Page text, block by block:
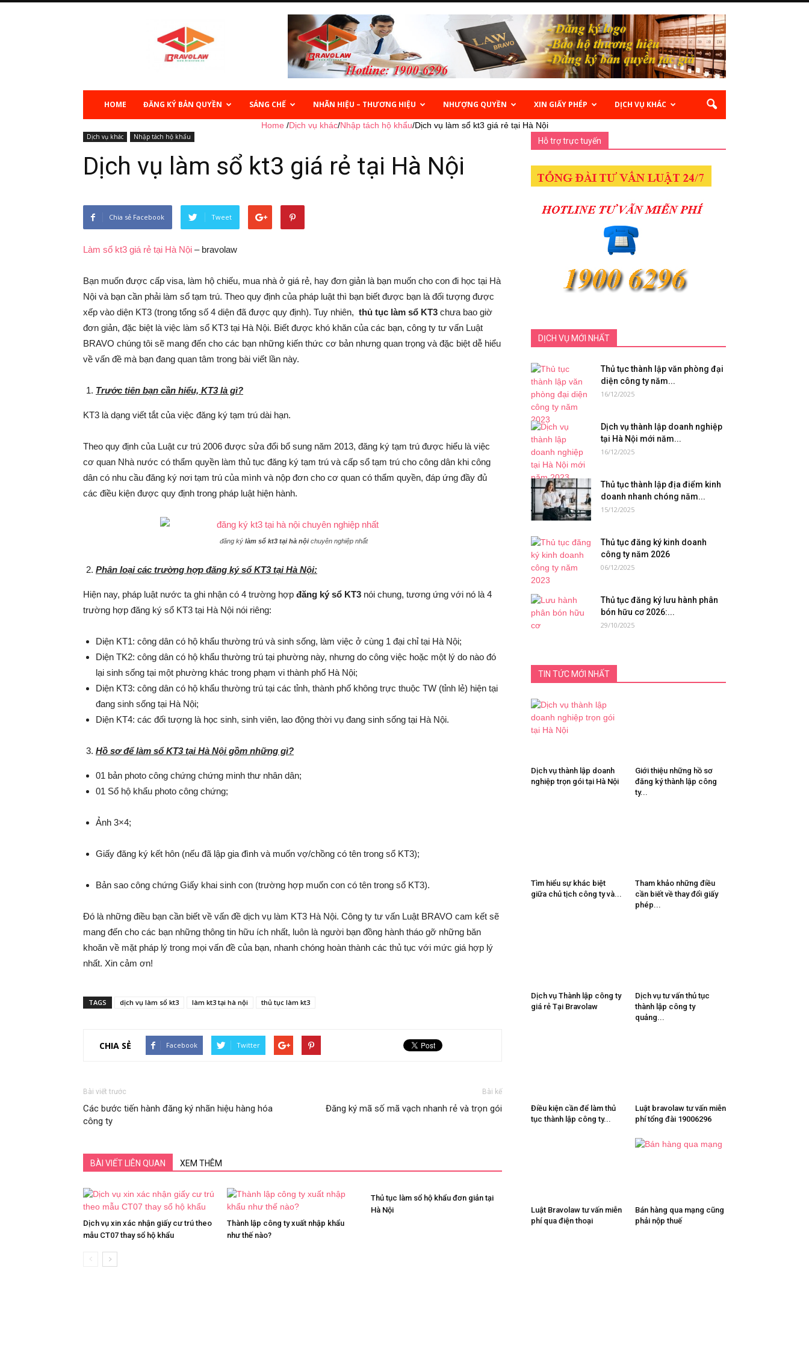
HOME ĐĂNG KÝ BẢN QUYỀN SÁNG CHẾ NHÃN HIỆU – THƯƠNG HIỆU NHƯỢNG QUYỀN XIN GIẤY PHÉP DỊCH VỤ KHÁC
Home /Dịch vụ khác/Nhập tách hộ khẩu/Dịch vụ làm sổ kt3 giá rẻ tại Hà Nội
Dịch vụ khác Nhập tách hộ khẩu
Dịch vụ làm sổ kt3 giá rẻ tại Hà Nội
Chia sẻ Facebook Tweet
Làm sổ kt3 giá rẻ tại Hà Nội – bravolaw
Bạn muốn được cấp visa, làm hộ chiếu, mua nhà ở giá rẻ, hay đơn giản là bạn muốn cho con đi học tại Hà
Nội và bạn cần phải làm sổ tạm trú. Theo quy định của pháp luật thì bạn biết được bạn là đối tượng được
xếp vào diện KT3 (trong tổng số 4 diện đã được quy định). Tuy nhiên, thủ tục làm sổ KT3 chưa bao giờ
đơn giản, đặc biệt là việc làm sổ KT3 tại Hà Nội. Biết được khó khăn của các bạn, công ty tư vấn Luật
BRAVO chúng tôi sẽ mang đến cho các bạn những kiến thức cơ bản nhưng quan trọng và đặc biệt dễ hiểu
về vấn đề mà bạn đang quan tâm trong bài viết lần này.
Trước tiên bạn cần hiểu, KT3 là gì?
KT3 là dạng viết tắt của việc đăng ký tạm trú dài hạn.
Theo quy định của Luật cư trú 2006 được sửa đổi bổ sung năm 2013, đăng ký tạm trú được hiểu là việc
cơ quan Nhà nước có thẩm quyền làm thủ tục đăng ký tạm trú và cấp sổ tạm trú cho công dân khi công
dân có nhu cầu đăng ký nơi tạm trú của mình và nộp đơn cho cơ quan có thẩm quyền, đáp ứng đầy đủ
các điều kiện được quy định trong pháp luật hiện hành.
đăng ký làm sổ kt3 tại hà nộichuyên nghiệp nhất
Phân loại các trường hợp đăng ký sổ KT3 tại Hà Nội:
Hiện nay, pháp luật nước ta ghi nhận có 4 trường hợp đăng ký sổ KT3 nói chung, tương ứng với nó là 4
trường hợp đăng ký sổ KT3 tại Hà Nội nói riêng:
Diện KT1: công dân có hộ khẩu thường trú và sinh sống, làm việc ở cùng 1 đại chỉ tại Hà Nội;
Diện TK2: công dân có hộ khẩu thường trú tại phường này, nhưng do công việc hoặc một lý do nào đó
lại sinh sống tại một phường khác trong phạm vi thành phố Hà Nội;
Diện KT3: công dân có hộ khẩu thường trú tại các tỉnh, thành phố không trực thuộc TW (tỉnh lẻ) hiện tại
đang sinh sống tại Hà Nội;
Diện KT4: các đối tượng là học sinh, sinh viên, lao động thời vụ đang sinh sống tại Hà Nội.
Hồ sơ để làm sổ KT3 tại Hà Nội gồm những gì?
01 bản photo công chứng chứng minh thư nhân dân;
01 Sổ hộ khẩu photo công chứng;
Ảnh 3×4;
Giấy đăng ký kết hôn (nếu đã lập gia đình và muốn vợ/chồng có tên trong sổ KT3);
Bản sao công chứng Giấy khai sinh con (trường hợp muốn con có tên trong sổ KT3).
Đó là những điều bạn cần biết về vấn đề dịch vụ làm KT3 Hà Nội. Công ty tư vấn Luật BRAVO cam kết sẽ
mang đến cho các bạn những thông tin hữu ích nhất, luôn là người bạn đồng hành tháo gỡ những băn
khoăn về mặt pháp lý trong mọi vấn đề của bạn, nhanh chóng hoàn thành các thủ tục với mức giá hợp lý
nhất. Xin cảm ơn!
TAGS dịch vụ làm sổ kt3 làm kt3 tại hà nội thủ tục làm kt3
CHIA SẺ Facebook Twitter
Bài viết trước
Các bước tiến hành đăng ký nhãn hiệu hàng hóa
công ty
Bài kế
Đăng ký mã số mã vạch nhanh rẻ và trọn gói
BÀI VIẾT LIÊN QUAN XEM THÊM
Dịch vụ xin xác nhận giấy cư trú theo
mẫu CT07 thay sổ hộ khẩu
Thành lập công ty xuất nhập khẩu
như thế nào?
Thủ tục làm sổ hộ khẩu đơn giản tại
Hà Nội
Hỗ trợ trực tuyến
DỊCH VỤ MỚI NHẤT
Thủ tục thành lập văn phòng đại
diện công ty năm...
16/12/2025
Dịch vụ thành lập doanh nghiệp
tại Hà Nội mới năm...
16/12/2025
Thủ tục thành lập địa điểm kinh
doanh nhanh chóng năm...
15/12/2025
Thủ tục đăng ký kinh doanh
công ty năm 2026
06/12/2025
Thủ tục đăng ký lưu hành phân
bón hữu cơ 2026:...
29/10/2025
TIN TỨC MỚI NHẤT
Dịch vụ thành lập doanh
nghiệp trọn gói tại Hà Nội
Giới thiệu những hồ sơ
đăng ký thành lập công
ty...
Tìm hiểu sự khác biệt
giữa chủ tịch công ty và...
Tham khảo những điều
cần biết về thay đổi giấy
phép...
Dịch vụ Thành lập công ty
giá rẻ Tại Bravolaw
Dịch vụ tư vấn thủ tục
thành lập công ty
quảng...
Điều kiện cần để làm thủ
tục thành lập công ty...
Luật bravolaw tư vấn miễn
phí tổng đài 19006296
Luật Bravolaw tư vấn miễn
phí qua điện thoại
Bán hàng qua mạng cũng
phải nộp thuế